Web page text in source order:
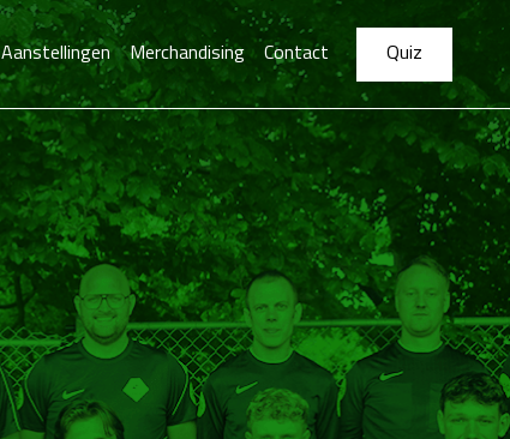
Aanstellingen Merchandising Contact Quiz